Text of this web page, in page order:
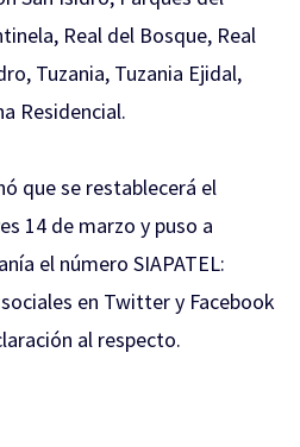
Real del Bosque, Real
Tuzania, Tuzania Ejidal,
Residencial.
que se restablecerá el
14 de marzo y puso a
el número SIAPATEL:
en Twitter y Facebook
al respecto.